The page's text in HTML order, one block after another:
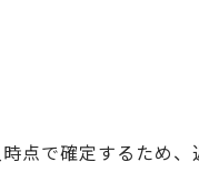
点で確定するため